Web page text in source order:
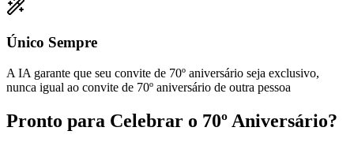
Único Sempre
A IA garante que seu convite de 70º aniversário seja exclusivo,
nunca igual ao convite de 70º aniversário de outra pessoa
Pronto para Celebrar o 70º Aniversário?